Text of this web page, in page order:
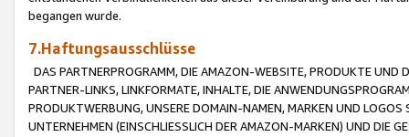
begangen wurde.
7.Haftungsausschlüsse
DAS PARTNERPROGRAMM, DIE AMAZON-WEBSITE, PRODUKTE UND
PARTNER-LINKS, LINKFORMATE, INHALTE, DIE
PRODUKTWERBUNG, UNSERE DOMAIN-NAMEN, MARKEN UND
UNTERNEHMEN (EINSCHLIESSLICH DER AMAZON-MARKEN) UND DIE